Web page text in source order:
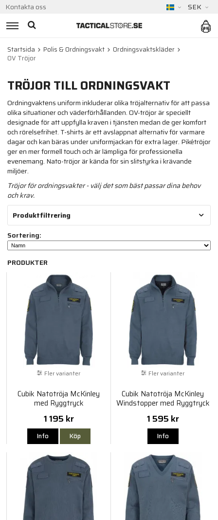
Kontakta oss SEK
Startsida Polis & Ordningsvakt
Ordningsvaktskläder
OV Tröjor
TRÖJOR TILL ORDNINGSVAKT
Ordningvaktens uniform inkluderar olika tröjalternativ för att passa
olika situationer och väderförhållanden. OV-tröjor är speciellt
designade för att uppfylla kraven i tjänsten medan de ger komfort
och rörelsefrihet. T-shirts är ett avslappnat alternativ för varmare
dagar och kan bäras under uniformjackan för extra lager. Pikétröjor
ger en mer formell touch och är lämpliga för professionella
evenemang. Nato-tröjor är kända för sin slitstyrka i krävande
miljöer.
Tröjor för ordningsvakter - välj det som bäst passar dina behov
och krav.
Produktfiltrering
Sortering:
PRODUKTER
Fler varianter
Cubik Natotröja McKinley
med Ryggtryck
1 195 kr
Info Köp
Fler varianter
Cubik Natotröja McKinley
Windstopper med Ryggtryck
1 595 kr
Info